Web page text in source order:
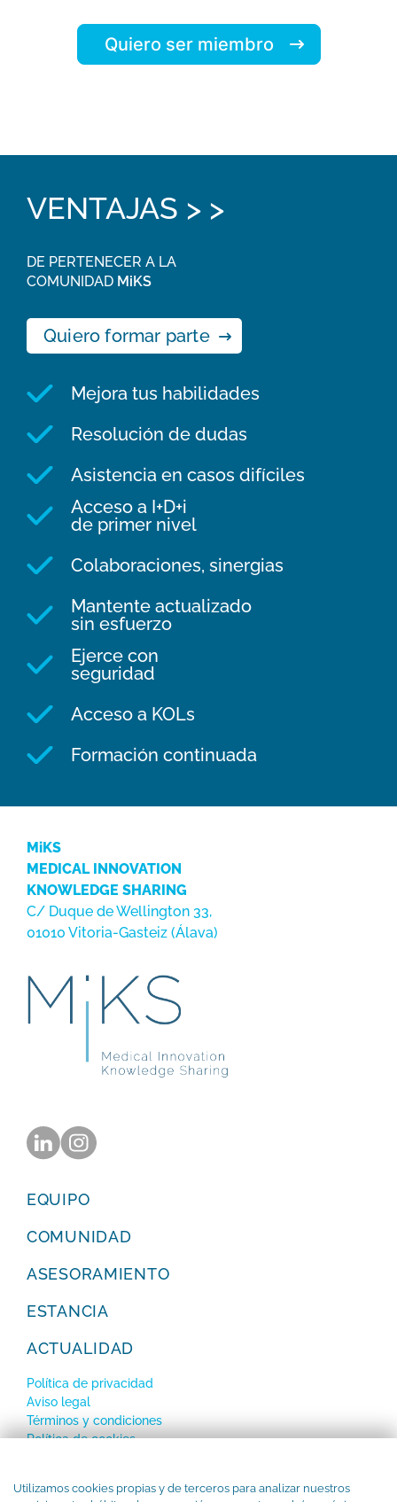
Utilizamos cookies propias y de terceros para analizar nuestros
Quiero ser miembro
VENTAJAS > >
DE PERTENECER A LA
COMUNIDAD MiKS
Quiero formar parte
Mejora tus habilidades
Resolución de dudas
Asistencia en casos difíciles
Acceso a I+D+i
de primer nivel
Colaboraciones, sinergias
Mantente actualizado
sin esfuerzo
Ejerce con
seguridad
Acceso a KOLs
Formación continuada
MiKS
MEDICAL INNOVATION
KNOWLEDGE SHARING
C/ Duque de Wellington 33,
01010 Vitoria-Gasteiz (Álava)
EQUIPO
COMUNIDAD
ASESORAMIENTO
ESTANCIA
ACTUALIDAD
Política de privacidad
Aviso legal
Términos y condiciones
Política de cookies
SUBSCRÍBETE a nuestro Newsletter